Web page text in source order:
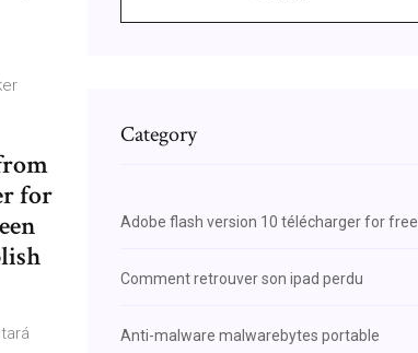
for
Category
Adobe flash version 10 télécharger for free
Comment retrouver son ipad perdu
Anti-malware malwarebytes portable